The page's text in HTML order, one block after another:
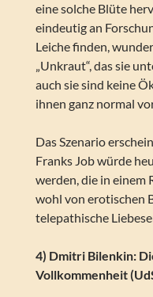
eine solche Blüte
eindeutig an
Leiche finden,
„Unkraut“, das sie
auch sie sind keine
ihnen ganz normal
Das Szenario
Franks Job würde
werden, die in einem
wohl von erotischen
telepathische
4) Dmitri Bilenkin:
Vollkommenheit